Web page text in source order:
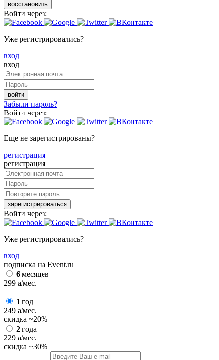
восстановить
Войти через:
Уже регистрировались?
вход
вход
войти
Забыли пароль?
Войти через:
Еще не зарегистрированы?
регистрация
регистрация
зарегистрироваться
Войти через:
Уже регистрировались?
вход
подписка на Event.ru
6 месяцев
299 a/мес.
1 год
249 a/мес.
скидка ~20%
2 года
229 a/мес.
скидка ~30%